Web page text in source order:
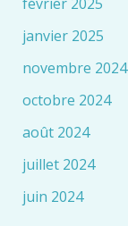
janvier 2025
novembre 2024
octobre 2024
août 2024
juillet 2024
juin 2024